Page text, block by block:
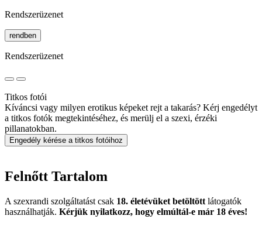
Rendszerüzenet
rendben
Rendszerüzenet
Titkos fotói
Kíváncsi vagy milyen erotikus képeket rejt a takarás? Kérj engedélyt
a titkos fotók megtekintéséhez, és merülj el a szexi, érzéki
pillanatokban.
Engedély kérése a titkos fotóihoz
Felnőtt Tartalom
A szexrandi szolgáltatást csak 18. életévüket betöltött látogatók
használhatják. Kérjük nyilatkozz, hogy elmúltál-e már 18 éves!